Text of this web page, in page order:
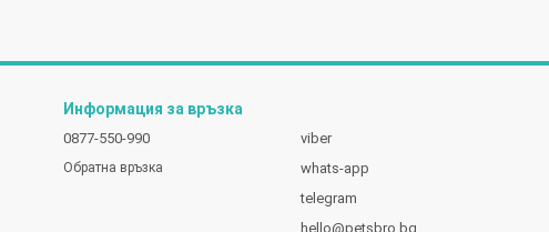
Информация за връзка
0877-550-990
Обратна връзка
viber
whats-app
telegram
hello@petsbro.bg